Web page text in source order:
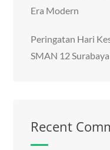
Era Modern
Peringatan Hari
SMAN 12 Surabaya
Recent